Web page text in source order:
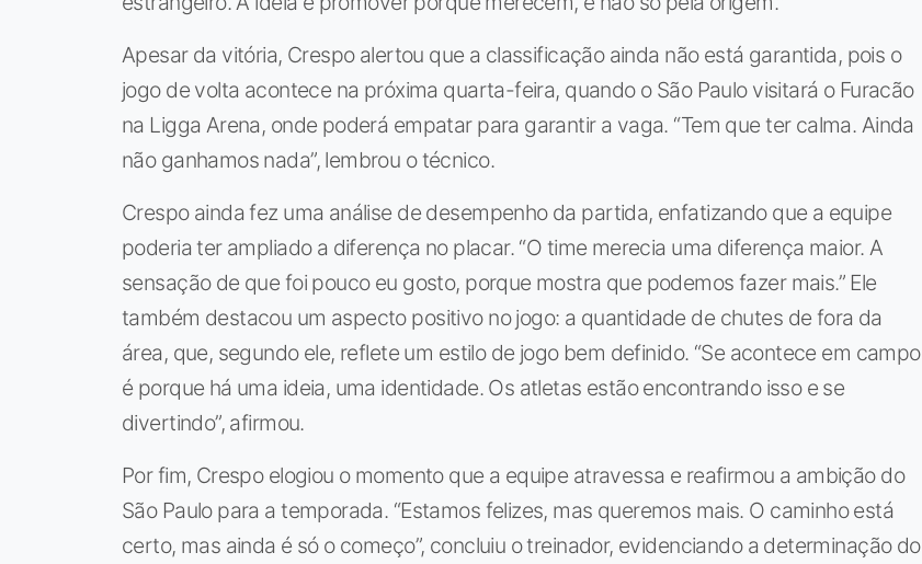
Apesar da vitória, Crespo alertou que a classificação ainda não está garantida, pois o
jogo de volta acontece na próxima quarta-feira, quando o São Paulo visitará o Furacão
na Ligga Arena, onde poderá empatar para garantir a vaga. “Tem que ter calma. Ainda
não ganhamos nada”, lembrou o técnico.
Crespo ainda fez uma análise de desempenho da partida, enfatizando que a equipe
poderia ter ampliado a diferença no placar. “O time merecia uma diferença maior. A
sensação de que foi pouco eu gosto, porque mostra que podemos fazer mais.” Ele
também destacou um aspecto positivo no jogo: a quantidade de chutes de fora da
área, que, segundo ele, reflete um estilo de jogo bem definido. “Se acontece em campo
é porque há uma ideia, uma identidade. Os atletas estão encontrando isso e se
divertindo”, afirmou.
Por fim, Crespo elogiou o momento que a equipe atravessa e reafirmou a ambição do
São Paulo para a temporada. “Estamos felizes, mas queremos mais. O caminho está
certo, mas ainda é só o começo”, concluiu o treinador, evidenciando a determinação do